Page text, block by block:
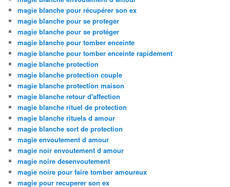
magie blanche pour récupérer son ex
magie blanche pour se proteger
magie blanche pour se protéger
magie blanche pour tomber enceinte
magie blanche pour tomber enceinte rapidement
magie blanche protection
magie blanche protection couple
magie blanche protection maison
magie blanche retour d'affection
magie blanche rituel de protection
magie blanche rituels d amour
magie blanche sort de protection
magie envoutement d amour
magie noir envoutement d amour
magie noire desenvoutement
magie noire pour faire tomber amoureux
magie pour recuperer son ex